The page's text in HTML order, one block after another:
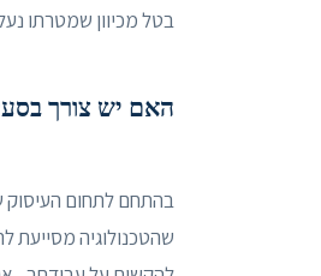
בטל מכיוון שמטרתו
האם יש צורך
בהתחם לתחום העיסוק
שהטכנולוגיה מסייעת